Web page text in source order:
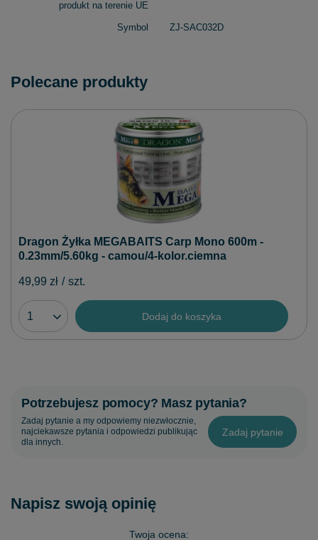
produkt na terenie UE
Symbol ZJ-SAC032D
Polecane produkty
Dragon Żyłka MEGABAITS Carp Mono 600m -
0.23mm/5.60kg - camou/4-kolor.ciemna
49,99 zł / szt.
Dodaj do koszyka
Potrzebujesz pomocy? Masz pytania?
Zadaj pytanie a my odpowiemy niezwłocznie,
najciekawsze pytania i odpowiedzi publikując
dla innych.
Zadaj pytanie
Napisz swoją opinię
Twoja ocena: